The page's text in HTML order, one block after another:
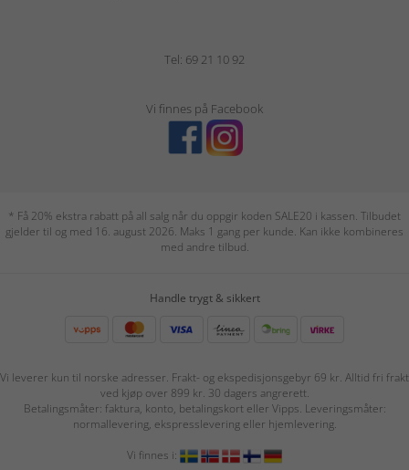
Tel: 69 21 10 92
Vi finnes på Facebook
* Få 20% ekstra rabatt på all salg når du oppgir koden SALE20 i kassen. Tilbudet
gjelder til og med 16. august 2026. Maks 1 gang per kunde. Kan ikke kombineres
med andre tilbud.
Handle trygt & sikkert
Vi leverer kun til norske adresser. Frakt- og ekspedisjonsgebyr 69 kr. Alltid fri frakt
ved kjøp over 899 kr. 30 dagers angrerett.
Betalingsmåter: faktura, konto, betalingskort eller Vipps. Leveringsmåter:
normallevering, ekspresslevering eller hjemlevering.
Vi finnes i: